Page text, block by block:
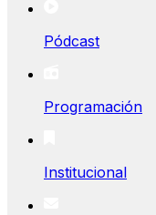
Pódcast
Programación
Institucional